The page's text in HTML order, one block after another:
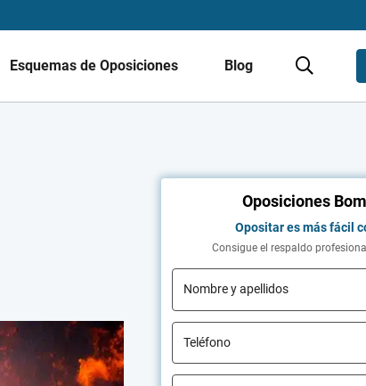
Esquemas de Oposiciones Blog
Oposiciones
Opositar es más fácil
Consigue el respaldo
Nombre y apellidos
Teléfono